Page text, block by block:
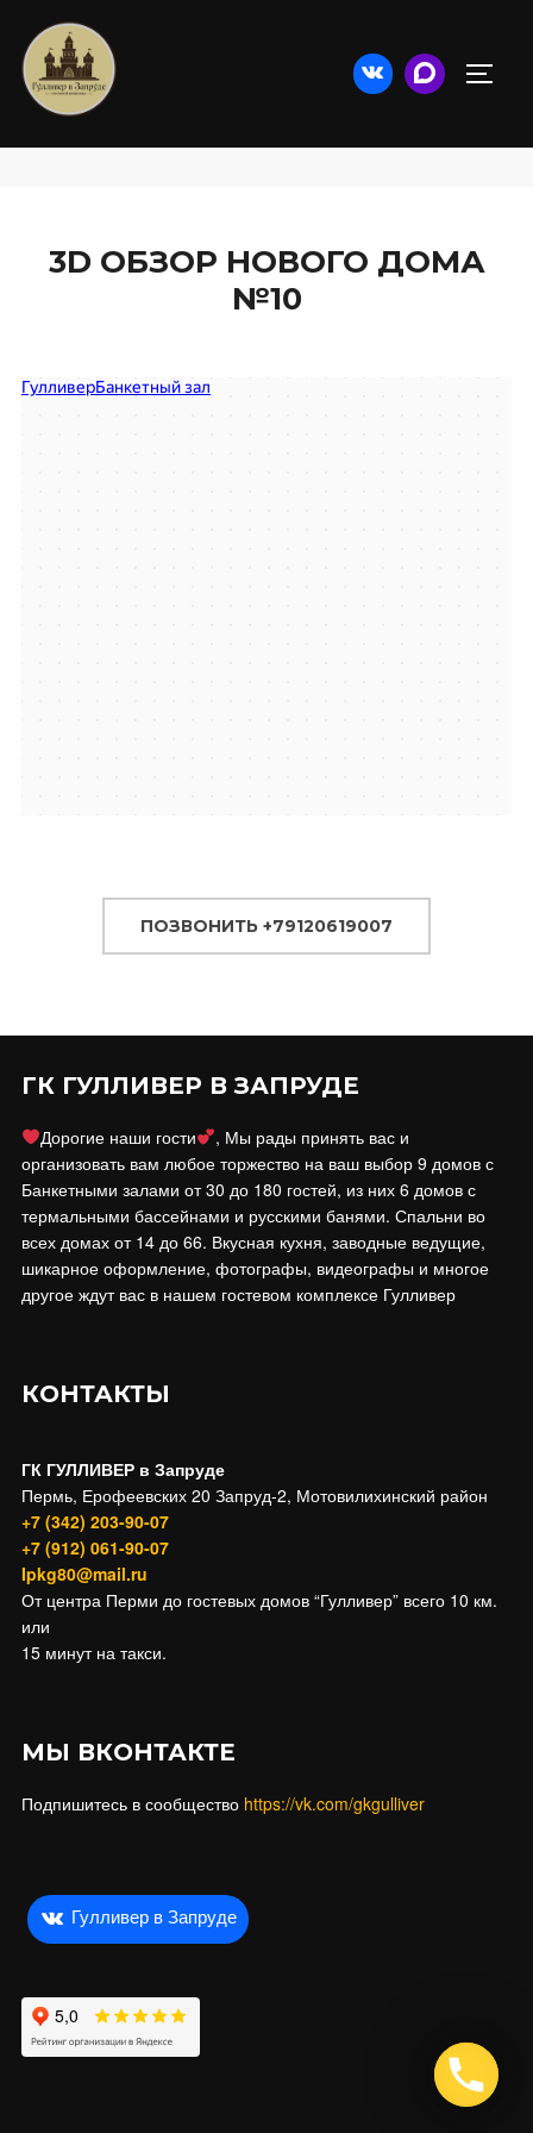
ГОСТЕВОЙ КОМПЛЕКС ГУЛЛИВЕР
3D ОБЗОР НОВОГО ДОМА
№10
Гулливер
ПОЗВОНИТЬ +79120619007
ГК ГУЛЛИВЕР В ЗАПРУДЕ
Дорогие наши гости
, Мы рады принять вас и
организовать вам любое торжество на ваш выбор 9 домов с
Банкетными залами от 30 до 180 гостей, из них 6 домов с
термальными бассейнами и русскими банями. Спальни во
всех домах от 14 до 66. Вкусная кухня, заводные ведущие,
шикарное оформление, фотографы, видеографы и многое
другое ждут вас в нашем гостевом комплексе Гулливер
КОНТАКТЫ
ГК ГУЛЛИВЕР в Запруде
Пермь, Ерофеевских 20 Запруд-2, Мотовилихинский район
+7 (342) 203-90-07
+7 (912) 061-90-07
Ipkg80@mail.ru
От центра Перми до гостевых домов “Гулливер” всего 10 км.
или
15 минут на такси.
МЫ ВКОНТАКТЕ
Подпишитесь в сообщество https://vk.com/gkgulliver
Гулливер в Запруде